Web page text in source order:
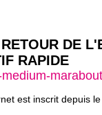
DE
RAPIDE
est inscrit depuis